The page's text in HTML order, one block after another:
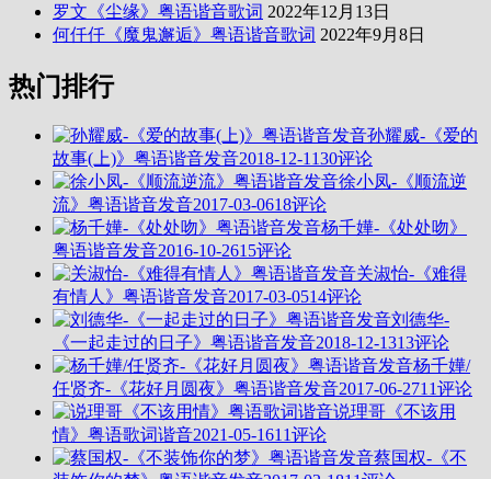
罗文《尘缘》粤语谐音歌词 2022年12月13日
何仟仟《魔鬼邂逅》粤语谐音歌词 2022年9月8日
热门排行
孙耀威-《爱的
故事(上)》粤语谐音发音2018-12-1130评论
徐小凤-《顺流逆
流》粤语谐音发音2017-03-0618评论
杨千嬅-《处处吻》
粤语谐音发音2016-10-2615评论
关淑怡-《难得
有情人》粤语谐音发音2017-03-0514评论
刘德华-
《一起走过的日子》粤语谐音发音2018-12-1313评论
杨千嬅/
任贤齐-《花好月圆夜》粤语谐音发音2017-06-2711评论
说理哥《不该用
情》粤语歌词谐音2021-05-1611评论
蔡国权-《不